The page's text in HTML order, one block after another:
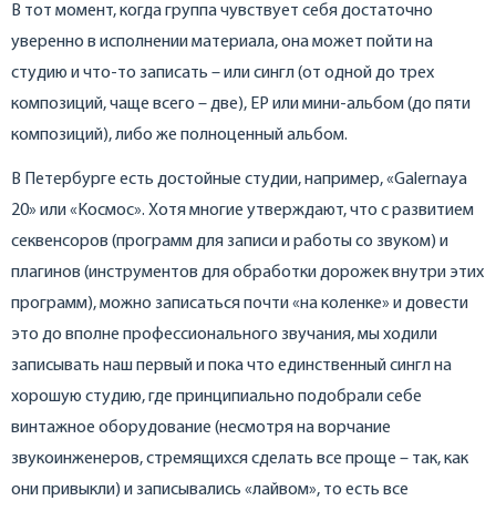
В тот момент, когда группа чувствует себя достаточно
уверенно в исполнении материала, она может пойти на
студию и что-то записать – или сингл (от одной до трех
композиций, чаще всего – две), EP или мини-альбом (до пяти
композиций), либо же полноценный альбом.
В Петербурге есть достойные студии, например, «Galernaya
20» или «Космос». Хотя многие утверждают, что с развитием
секвенсоров (программ для записи и работы со звуком) и
плагинов (инструментов для обработки дорожек внутри этих
программ), можно записаться почти «на коленке» и довести
это до вполне профессионального звучания, мы ходили
записывать наш первый и пока что единственный сингл на
хорошую студию, где принципиально подобрали себе
винтажное оборудование (несмотря на ворчание
звукоинженеров, стремящихся сделать все проще – так, как
они привыкли) и записывались «лайвом», то есть все